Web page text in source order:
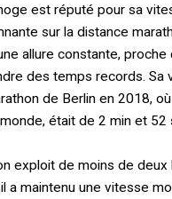
est réputé pour sa
sur la distance
allure constante, proche
des temps records. Sa
de Berlin en 2018,
était de 2 min et 52
exploit de moins de deux
a maintenu une vitesse